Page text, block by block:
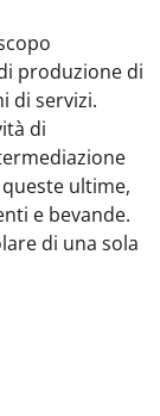
produzione di
di servizi.
di
ultime,
e bevande.
di una sola